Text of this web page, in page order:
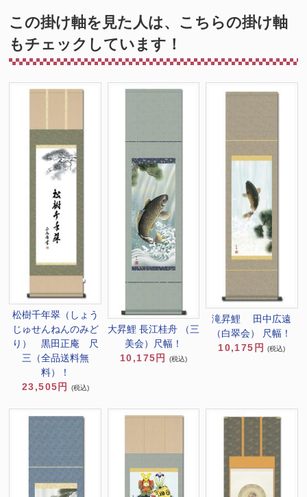
この掛け軸を見た人は、こちらの掛け軸
もチェックしています！
松樹千年翠（しょう
じゅせんねんのみど
り） 黒田正庵 尺
三（全品送料無
料）！
23,505円
(税込)
大昇鯉 長江桂舟 （三
美会）尺幅！
10,175円
(税込)
滝昇鯉 田中広遠
（白翠会） 尺幅！
10,175円
(税込)